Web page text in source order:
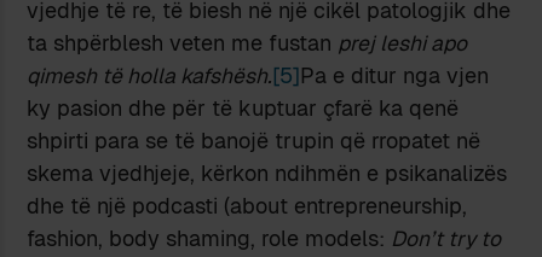
vjedhje të re, të biesh në një cikël patologjik dhe
ta shpërblesh veten me fustan prej leshi apo
qimesh të holla kafshësh.[5]Pa e ditur nga vjen
ky pasion dhe për të kuptuar çfarë ka qenë
shpirti para se të banojë trupin që rropatet në
skema vjedhjeje, kërkon ndihmën e psikanalizës
dhe të një podcasti (about entrepreneurship,
fashion, body shaming, role models: Don’t try to